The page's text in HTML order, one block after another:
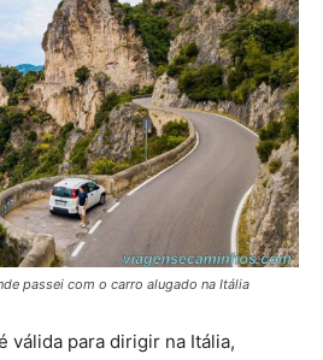
passei com o carro alugado na Itália
válida para dirigir na Itália,